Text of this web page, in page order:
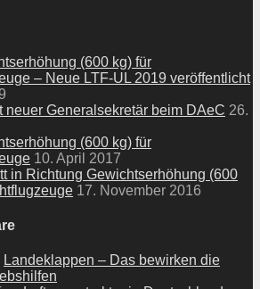
(600 kg) für
– Neue LTF-UL 2019 veröffentlicht
neuer Generalsekretär beim DAeC 26.
(600 kg) für
10. April 2017
in Richtung Gewichtserhöhung (600
17. November 2016
Landeklappen – Das bewirken die